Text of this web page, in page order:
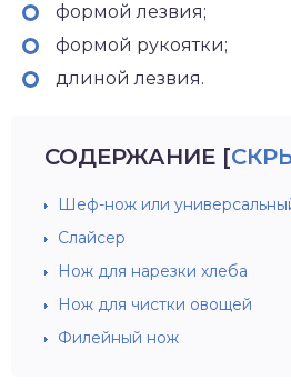
формой лезвия;
формой рукоятки;
длиной лезвия.
СОДЕРЖАНИЕ [
Шеф-нож или
Слайсер
Нож для нарезки хлеба
Нож для чистки овощей
Филейный нож